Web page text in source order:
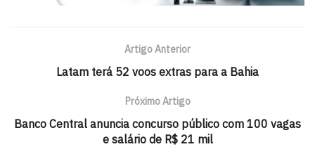
Artigo Anterior
Latam terá 52 voos extras para a Bahia
Próximo Artigo
Banco Central anuncia concurso público com 100 vagas
e salário de R$ 21 mil